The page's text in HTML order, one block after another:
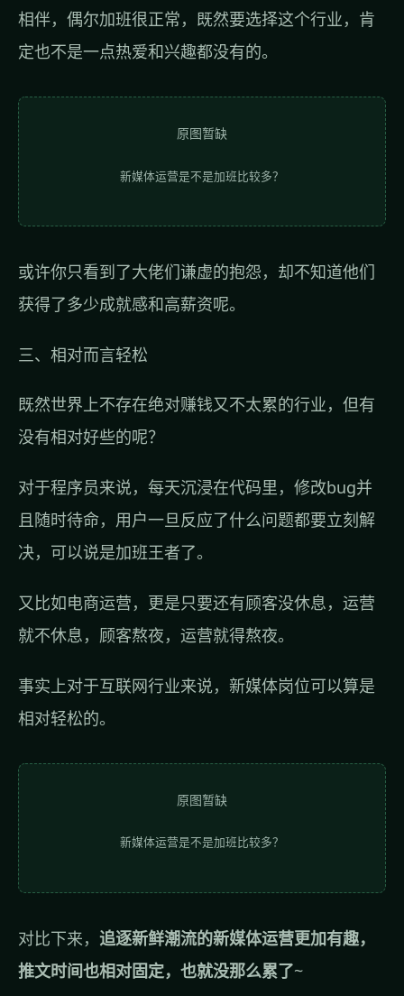
相伴，偶尔加班很正常，既然要选择这个行业，肯
定也不是一点热爱和兴趣都没有的。
原图暂缺
新媒体运营是不是加班比较多？
或许你只看到了大佬们谦虚的抱怨，却不知道他们
获得了多少成就感和高薪资呢。
三、相对而言轻松
既然世界上不存在绝对赚钱又不太累的行业，但有
没有相对好些的呢？
对于程序员来说，每天沉浸在代码里，修改bug并
且随时待命，用户一旦反应了什么问题都要立刻解
决，可以说是加班王者了。
又比如电商运营，更是只要还有顾客没休息，运营
就不休息，顾客熬夜，运营就得熬夜。
事实上对于互联网行业来说，新媒体岗位可以算是
相对轻松的。
原图暂缺
新媒体运营是不是加班比较多？
对比下来， 追逐新鲜潮流的新媒体运营更加有趣，
推文时间也相对固定，也就没那么累了~